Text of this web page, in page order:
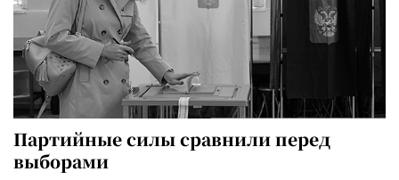
Партийные силы сравнили перед
выборами